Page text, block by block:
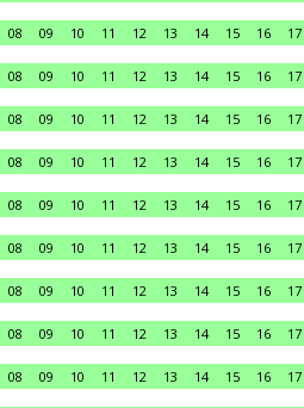
08 09 10 11 12 13 14 15 16 17
08 09 10 11 12 13 14 15 16 17
08 09 10 11 12 13 14 15 16 17
08 09 10 11 12 13 14 15 16 17
08 09 10 11 12 13 14 15 16 17
08 09 10 11 12 13 14 15 16 17
08 09 10 11 12 13 14 15 16 17
08 09 10 11 12 13 14 15 16 17
08 09 10 11 12 13 14 15 16 17